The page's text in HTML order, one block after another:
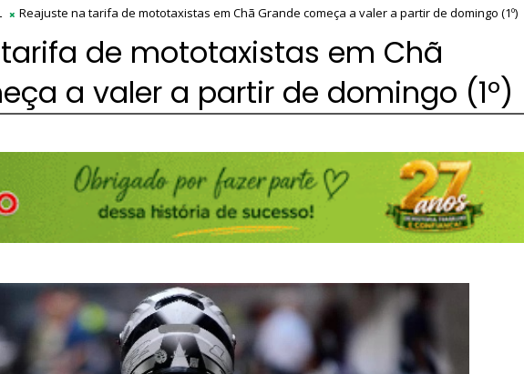
Reajuste na tarifa de mototaxistas em Chã Grande começa a valer a partir de domingo (1º)
de mototaxistas em Chã
a valer a partir de domingo (1º)